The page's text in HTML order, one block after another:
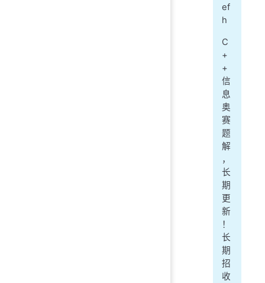
ef
h
C
+
+
信
息
奥
赛
题
解
，
长
期
更
新
！
长
期
招
收